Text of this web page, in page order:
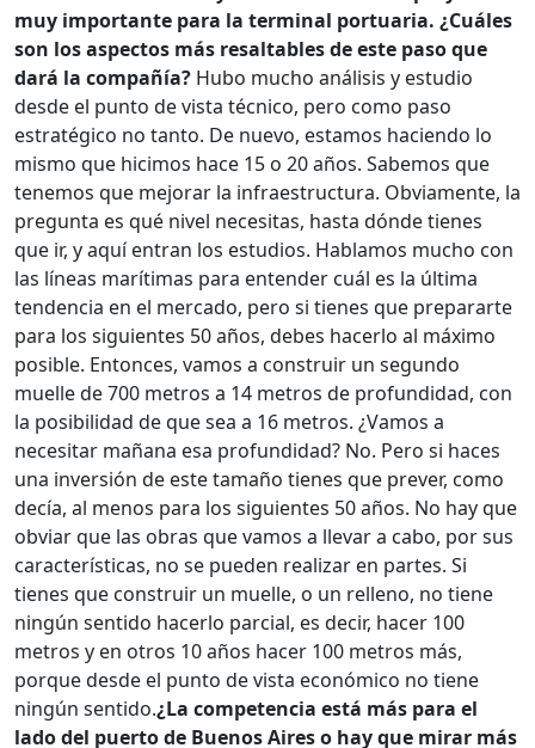
muy importante para la terminal portuaria. ¿Cuáles
son los aspectos más resaltables de este paso que
dará la compañía? Hubo mucho análisis y estudio
desde el punto de vista técnico, pero como paso
estratégico no tanto. De nuevo, estamos haciendo lo
mismo que hicimos hace 15 o 20 años. Sabemos que
tenemos que mejorar la infraestructura. Obviamente, la
pregunta es qué nivel necesitas, hasta dónde tienes
que ir, y aquí entran los estudios. Hablamos mucho con
las líneas marítimas para entender cuál es la última
tendencia en el mercado, pero si tienes que prepararte
para los siguientes 50 años, debes hacerlo al máximo
posible. Entonces, vamos a construir un segundo
muelle de 700 metros a 14 metros de profundidad, con
la posibilidad de que sea a 16 metros. ¿Vamos a
necesitar mañana esa profundidad? No. Pero si haces
una inversión de este tamaño tienes que prever, como
decía, al menos para los siguientes 50 años. No hay que
obviar que las obras que vamos a llevar a cabo, por sus
características, no se pueden realizar en partes. Si
tienes que construir un muelle, o un relleno, no tiene
ningún sentido hacerlo parcial, es decir, hacer 100
metros y en otros 10 años hacer 100 metros más,
porque desde el punto de vista económico no tiene
ningún sentido.¿La competencia está más para el
lado del puerto de Buenos Aires o hay que mirar más